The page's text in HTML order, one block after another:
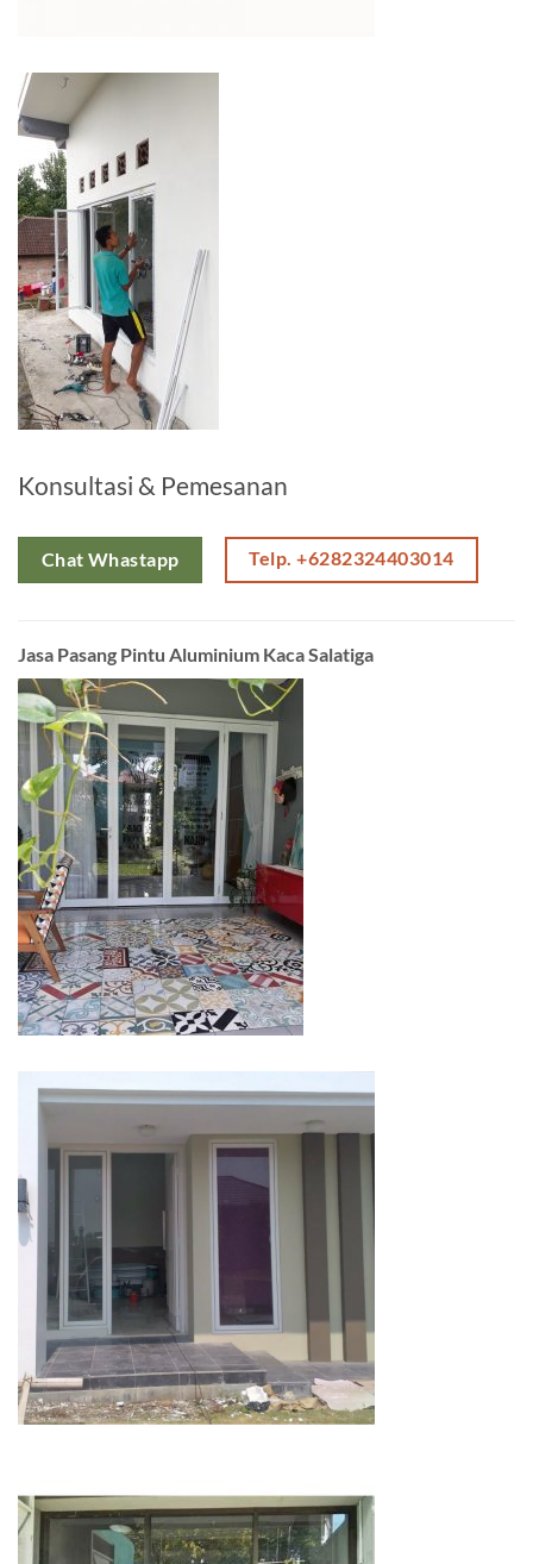
Konsultasi & Pemesanan
Chat Whastapp Telp. +6282324403014
Jasa Pasang Pintu Aluminium Kaca Salatiga